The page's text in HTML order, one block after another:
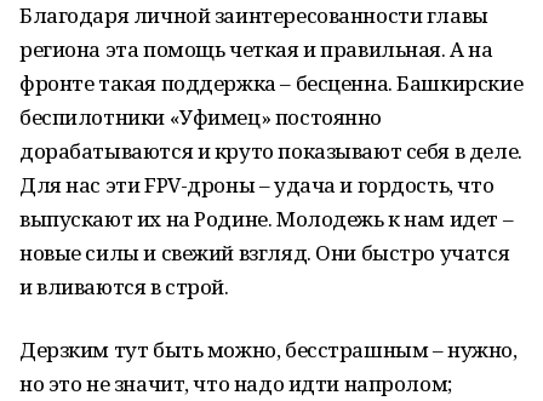
Благодаря личной заинтересованности главы
региона эта помощь четкая и правильная. А на
фронте такая поддержка – бесценна. Башкирские
беспилотники «Уфимец» постоянно
дорабатываются и круто показывают себя в деле.
Для нас эти FPV-дроны – удача и гордость, что
выпускают их на Родине. Молодежь к нам идет –
новые силы и свежий взгляд. Они быстро учатся
и вливаются в строй.
Дерзким тут быть можно, бесстрашным – нужно,
но это не значит, что надо идти напролом;